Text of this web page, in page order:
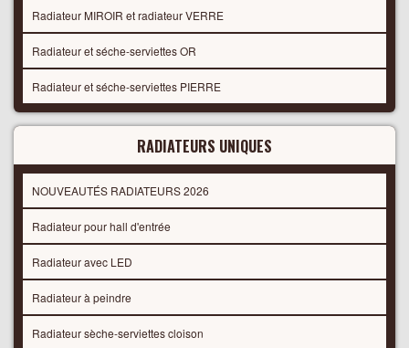
Radiateur MIROIR et radiateur VERRE
Radiateur et séche-serviettes OR
Radiateur et séche-serviettes PIERRE
RADIATEURS UNIQUES
NOUVEAUTÉS RADIATEURS 2026
Radiateur pour hall d'entrée
Radiateur avec LED
Radiateur à peindre
Radiateur sèche-serviettes cloison